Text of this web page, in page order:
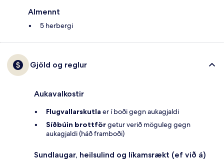
Almennt
5 herbergi
Gjöld og reglur
Aukavalkostir
Flugvallarskutla er í boði gegn aukagjaldi
Síðbúin brottförgetur verið möguleg gegn
aukagjaldi (háð framboði)
Sundlaugar, heilsulind og líkamsrækt (ef við á)